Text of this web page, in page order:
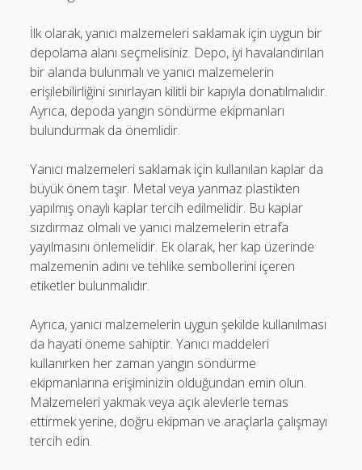
İlk olarak, yanıcı malzemeleri saklamak için uygun bir
depolama alanı seçmelisiniz. Depo, iyi havalandırılan
bir alanda bulunmalı ve yanıcı malzemelerin
erişilebilirliğini sınırlayan kilitli bir kapıyla donatılmalıdır.
Ayrıca, depoda yangın söndürme ekipmanları
bulundurmak da önemlidir.
Yanıcı malzemeleri saklamak için kullanılan kaplar da
büyük önem taşır. Metal veya yanmaz plastikten
yapılmış onaylı kaplar tercih edilmelidir. Bu kaplar
sızdırmaz olmalı ve yanıcı malzemelerin etrafa
yayılmasını önlemelidir. Ek olarak, her kap üzerinde
malzemenin adını ve tehlike sembollerini içeren
etiketler bulunmalıdır.
Ayrıca, yanıcı malzemelerin uygun şekilde kullanılması
da hayati öneme sahiptir. Yanıcı maddeleri
kullanırken her zaman yangın söndürme
ekipmanlarına erişiminizin olduğundan emin olun.
Malzemeleri yakmak veya açık alevlerle temas
ettirmek yerine, doğru ekipman ve araçlarla çalışmayı
tercih edin.